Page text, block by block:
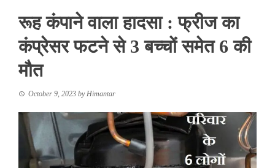
रूह कंपाने वाला हादसा : फ्रीज का
कंप्रेसर फटने से 3 बच्चों समेत 6 की
मौत
October 9, 2023 byHimantar